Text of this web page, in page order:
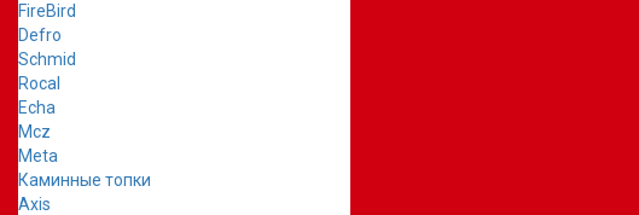
FireBird
Defro
Schmid
Rocal
Echa
Mcz
Meta
Каминные топки
Axis